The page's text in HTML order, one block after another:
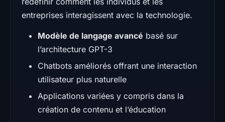
entreprises interagissent avec la technologie.
Modèle de langage avancé basé sur
l’architecture GPT-3
Chatbots améliorés offrant une interaction
utilisateur plus naturelle
Applications variées y compris dans la
création de contenu et l’éducation